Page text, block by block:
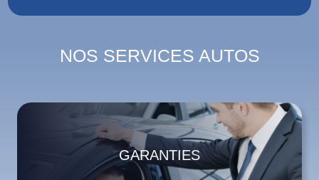
NOS SERVICES AUTOS
GARANTIES